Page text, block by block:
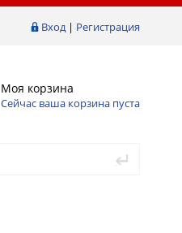
Вход| Регистрация
Моя корзина
Сейчас ваша корзина пуста